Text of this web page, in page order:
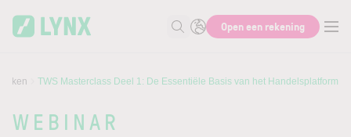
Zoek naar informatie
Open een rekening
TWS Masterclass Deel 1: De Essentiële Basis van het Handelsplatform
WEBINAR